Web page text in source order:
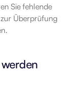
Sie fehlende
Überprüfung